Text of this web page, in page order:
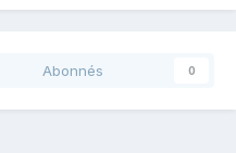
Abonnés 0